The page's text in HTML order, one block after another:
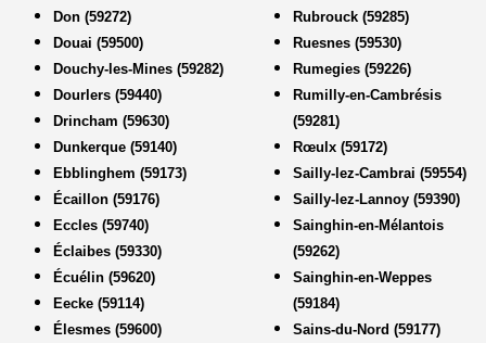
Don (59272)
Douai (59500)
Douchy-les-Mines (59282)
Dourlers (59440)
Drincham (59630)
Dunkerque (59140)
Ebblinghem (59173)
Écaillon (59176)
Eccles (59740)
Éclaibes (59330)
Écuélin (59620)
Eecke (59114)
Élesmes (59600)
Rubrouck (59285)
Ruesnes (59530)
Rumegies (59226)
Rumilly-en-Cambrésis
(59281)
Rœulx (59172)
Sailly-lez-Cambrai (59554)
Sailly-lez-Lannoy (59390)
Sainghin-en-Mélantois
(59262)
Sainghin-en-Weppes
(59184)
Sains-du-Nord (59177)